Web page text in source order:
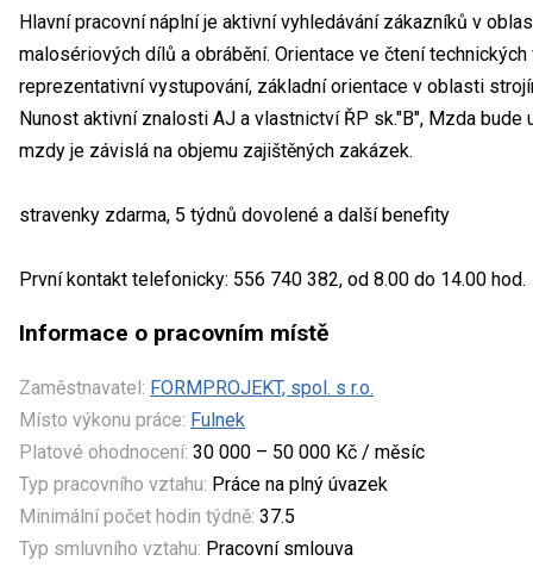
Hlavní pracovní náplní je aktivní vyhledávání zákazníků v
malosériových dílů a obrábění. Orientace ve čtení
reprezentativní vystupování, základní orientace v oblasti
Nunost aktivní znalosti AJ a vlastnictví ŘP sk."B", Mzda bude
mzdy je závislá na objemu zajištěných zakázek.
stravenky zdarma, 5 týdnů dovolené a další benefity
První kontakt telefonicky: 556 740 382, od 8.00 do 14.00 hod.
Informace o pracovním místě
Zaměstnavatel: FORMPROJEKT, spol. s r.o.
Místo výkonu práce: Fulnek
Platové ohodnocení: 30 000 – 50 000 Kč / měsíc
Typ pracovního vztahu: Práce na plný úvazek
Minimální počet hodin týdně: 37.5
Typ smluvního vztahu: Pracovní smlouva